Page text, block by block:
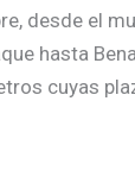
desde el
hasta
cuyas